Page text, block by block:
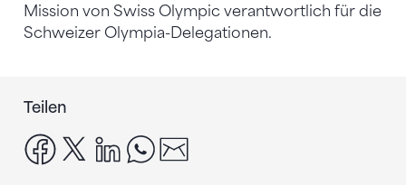
Mission von Swiss Olympic verantwortlich für die
Schweizer Olympia-Delegationen.
Teilen
facebook
x linkedinwhatsapp